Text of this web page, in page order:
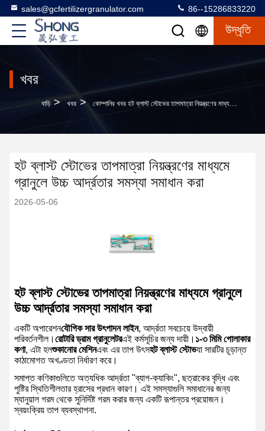
sales@gcfertilizergranulator.com 86--15286833220
উদ্ধৃতি
খবর
বাড়ি > খবর > কোম্পানির খবর হট ব্লাস্ট স্টোভের তাপমাত্রা নিয়ন্ত্রণের মাধ্যমে গ্রানুলে উচ্চ আর্দ্রতার সমস্যা সমাধান করা
হট ব্লাস্ট স্টোভের তাপমাত্রা নিয়ন্ত্রণের মাধ্যমে
গ্রানুলে উচ্চ আর্দ্রতার সমস্যা সমাধান করা
2026-05-06
হট ব্লাস্ট স্টোভের তাপমাত্রা নিয়ন্ত্রণের মাধ্যমে গ্রানুলে
উচ্চ আর্দ্রতার সমস্যা সমাধান করা
একটি অপারেশনযৌগিক সার উৎপাদন লাইন, আর্দ্রতা সবচেয়ে উদ্বায়ী
পরিবর্তনশীল। রোটারি ড্রাম গ্রানুলেটরএই কর্মসূচির জন্য দায়ী। ১-৩ মিমি গোলাকার
কণা, এটা হলশুকানোর মেশিনএবং এর তাপ উৎসহট ব্লাস্ট স্টোভযা সারটির চূড়ান্ত
কাঠামোগত অখণ্ডতা নির্ধারণ করে।
সমাপ্ত কণিকাগুলিতে অত্যধিক আর্দ্রতা "ব্যাগ-ক্যাকিং", ছত্রাকের বৃদ্ধি এবং
পুষ্টির স্থিতিশীলতার হ্রাসের প্রধান কারণ। এই সমস্যাগুলি সমাধানের জন্য
ম্যানুয়াল গরম থেকে সুনির্দিষ্ট গরম করার জন্য একটি রূপান্তর প্রয়োজন।
স্বয়ংক্রিয় তাপ ব্যবস্থাপনা.